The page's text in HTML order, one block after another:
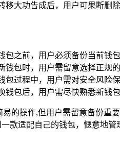
移大功告成后，用户可果断删
包之前，用户必须备份当前钱
钱包时，用户需留意选择正规
包过程中，用户需对安全风险
钱包后，用户需尽快熟悉新钱
的操作,但用户需留意备份重
款适配自己的钱包，惬意地管